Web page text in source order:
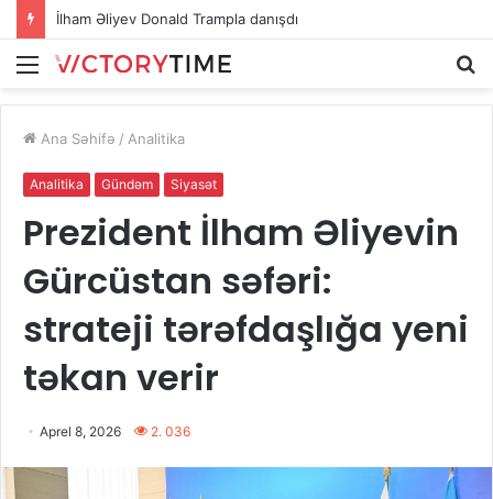
İlham Əliyev Donald Trampla danışdı
Menu
Ana Səhifə / Analitika
Analitika Gündəm Siyasət
Prezident İlham Əliyevin
Gürcüstan səfəri:
strateji tərəfdaşlığa yeni
təkan verir
Aprel 8, 2026 2. 036